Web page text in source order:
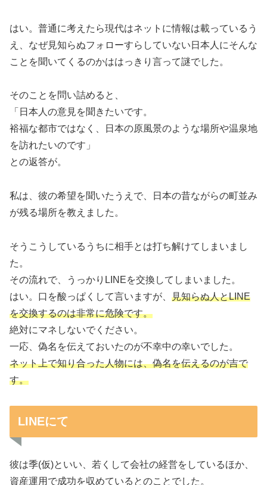
はい。普通に考えたら現代はネットに情報は載っているう
え、なぜ見知らぬフォローすらしていない日本人にそんな
ことを聞いてくるのかははっきり言って謎でした。
そのことを問い詰めると、
「日本人の意見を聞きたいです。
裕福な都市ではなく、日本の原風景のような場所や温泉地
を訪れたいのです」
との返答が。
私は、彼の希望を聞いたうえで、日本の昔ながらの町並み
が残る場所を教えました。
そうこうしているうちに相手とは打ち解けてしまいまし
た。
その流れで、うっかりLINEを交換してしまいました。
はい。口を酸っぱくして言いますが、 見知らぬ人とLINE
を交換するのは非常に危険です。
絶対にマネしないでください。
一応、偽名を伝えておいたのが不幸中の幸いでした。
ネット上で知り合った人物には、偽名を伝えるのが吉で
す。
LINEにて
彼は季(仮)といい、若くして会社の経営をしているほか、
資産運用で成功を収めているとのことでした。